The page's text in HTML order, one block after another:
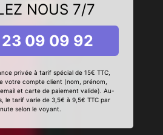
NOUS 7/7
09 09 92
privée à tarif spécial de 15€ TTC,
votre compte client (nom, prénom,
et carte de paiement valide). Au-
le tarif varie de 3,5€ à 9,5€ TTC par
selon le voyant.